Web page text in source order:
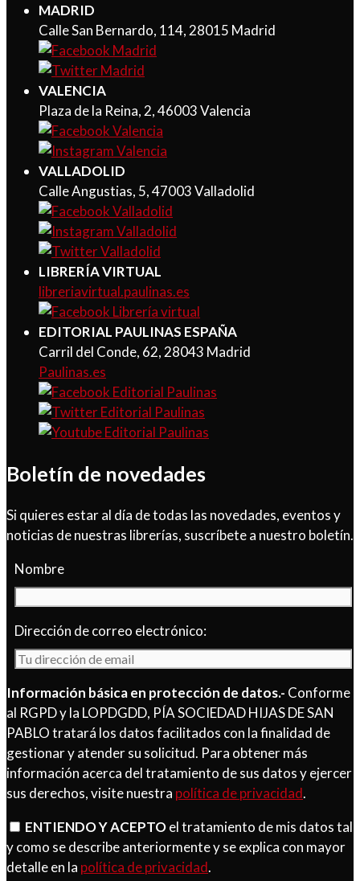
MADRID
Calle San Bernardo, 114, 28015 Madrid
VALENCIA
Plaza de la Reina, 2, 46003 Valencia
VALLADOLID
Calle Angustias, 5, 47003 Valladolid
LIBRERÍA VIRTUAL
libreriavirtual.paulinas.es
EDITORIAL PAULINAS ESPAÑA
Carril del Conde, 62, 28043 Madrid
Paulinas.es
Boletín de novedades
Si quieres estar al día de todas las novedades, eventos y
noticias de nuestras librerías, suscríbete a nuestro boletín.
Nombre
Dirección de correo electrónico:
Información básica en protección de datos.- Conforme
al RGPD y la LOPDGDD, PÍA SOCIEDAD HIJAS DE SAN
PABLO tratará los datos facilitados con la finalidad de
gestionar y atender su solicitud. Para obtener más
información acerca del tratamiento de sus datos y ejercer
sus derechos, visite nuestra política de privacidad.
ENTIENDO Y ACEPTOel tratamiento de mis datos tal
y como se describe anteriormente y se explica con mayor
detalle en la política de privacidad.